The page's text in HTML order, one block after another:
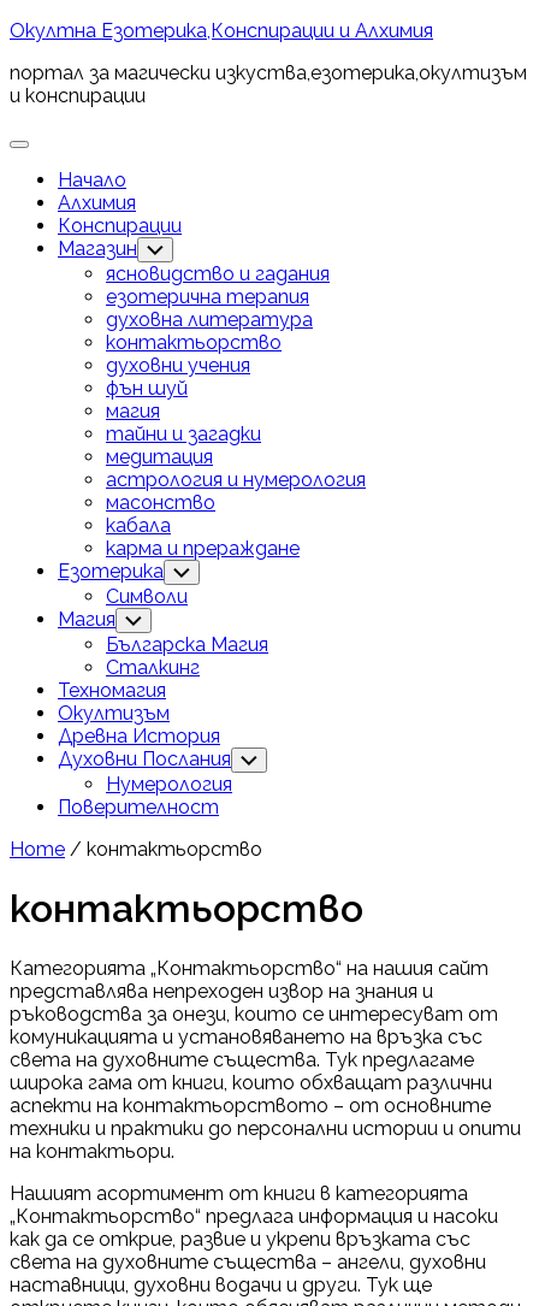
Skip
content
Окултна Езотерика,Конспирации и Алхимия
портал за магически изкуства,езотерика,окултизъм
и конспирации
Expand
Начало
Алхимия
Конспирации
Current
Page
Parent
Магазин Toggle
Child
Menu
ясновидство и гадания
езотерична терапия
духовна литература
Current
Page:
контактьорство
духовни учения
фън шуй
магия
тайни и загадки
медитация
астрология и нумерология
масонство
кабала
карма и прераждане
Езотерика Toggle
Child
Menu
Символи
Магия Toggle
Child
Menu
Българска Магия
Сталкинг
Техномагия
Окултизъм
Древна История
Духовни Послания Toggle
Child
Нумерология
Поверителност
Home / контактьорство
контактьорство
Категорията „Контактьорство“ на нашия сайт
представлява непреходен извор на знания и
ръководства за онези, които се интересуват от
комуникацията и установяването на връзка със
света на духовните същества. Тук предлагаме
широка гама от книги, които обхващат различни
аспекти на контактьорството – от основните
техники и практики до персонални истории и опити
на контактьори.
Нашият асортимент от книги в категорията
„Контактьорство“ предлага информация и насоки
как да се открие, развие и укрепи връзката със
света на духовните същества – ангели, духовни
наставници, духовни водачи и други. Тук ще